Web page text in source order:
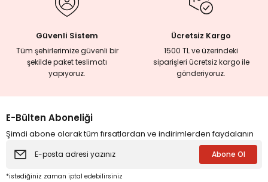
Güvenli Sistem
Tüm şehirlerimize güvenli bir
şekilde paket teslimatı
yapıyoruz.
Ücretsiz Kargo
1500 TL ve üzerindeki
siparişleri ücretsiz kargo ile
gönderiyoruz.
E-Bülten Aboneliği
Şimdi abone olarak tüm fırsatlardan ve indirimlerden faydalanın
Abone Ol
*istediğiniz zaman iptal edebilirsiniz